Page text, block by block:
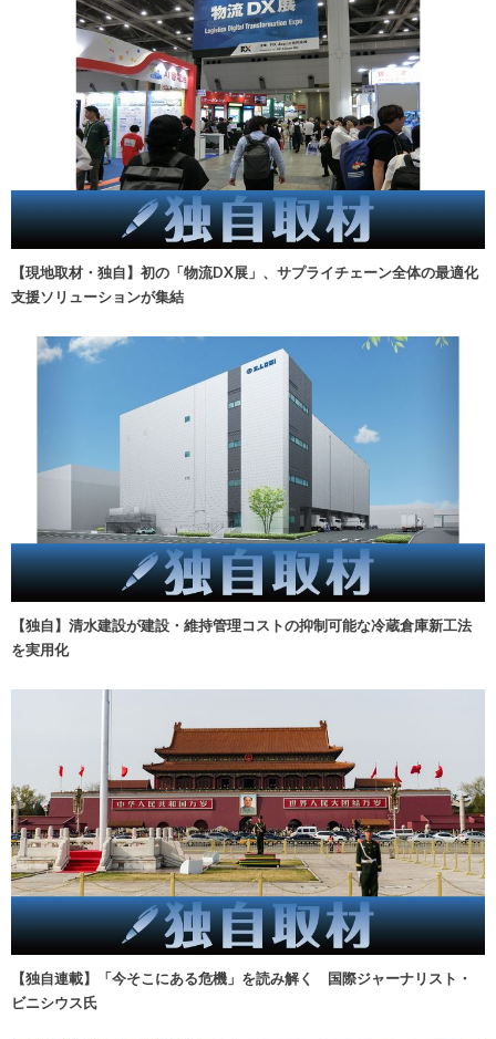
【現地取材・独自】初の「物流DX展」、サプライチェーン全体の最適化
支援ソリューションが集結
【独自】清水建設が建設・維持管理コストの抑制可能な冷蔵倉庫新工法
を実用化
【独自連載】「今そこにある危機」を読み解く 国際ジャーナリスト・
ビニシウス氏